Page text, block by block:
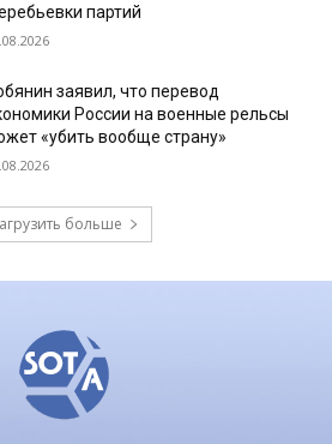
партий
заявил, что перевод
России на военные рельсы
«убить вообще страну»
больше